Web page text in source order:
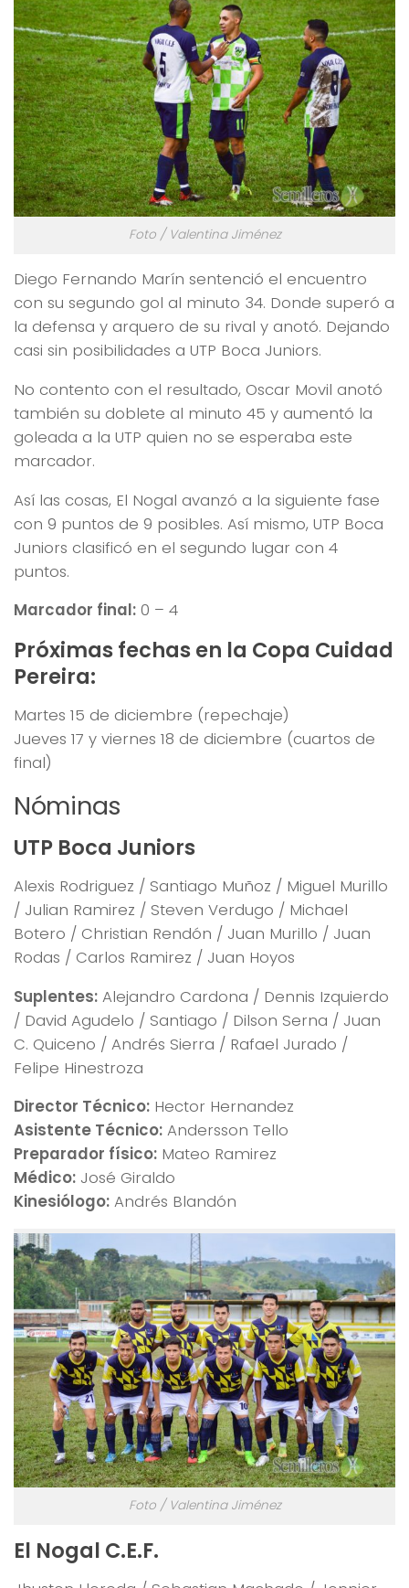
Foto / Valentina Jiménez
Diego Fernando Marín sentenció el encuentro
con su segundo gol al minuto 34. Donde superó a
la defensa y arquero de su rival y anotó. Dejando
casi sin posibilidades a UTP Boca Juniors.
No contento con el resultado, Oscar Movil anotó
también su doblete al minuto 45 y aumentó la
goleada a la UTP quien no se esperaba este
marcador.
Así las cosas, El Nogal avanzó a la siguiente fase
con 9 puntos de 9 posibles. Así mismo, UTP Boca
Juniors clasificó en el segundo lugar con 4
puntos.
Marcador final: 0 – 4
Próximas fechas en la Copa Cuidad
Pereira:
Martes 15 de diciembre (repechaje)
Jueves 17 y viernes 18 de diciembre (cuartos de
final)
Nóminas
UTP Boca Juniors
Alexis Rodriguez / Santiago Muñoz / Miguel Murillo
/ Julian Ramirez / Steven Verdugo / Michael
Botero / Christian Rendón / Juan Murillo / Juan
Rodas / Carlos Ramirez / Juan Hoyos
Suplentes: Alejandro Cardona / Dennis Izquierdo
/ David Agudelo / Santiago / Dilson Serna / Juan
C. Quiceno / Andrés Sierra / Rafael Jurado /
Felipe Hinestroza
Director Técnico: Hector Hernandez
Asistente Técnico: Andersson Tello
Preparador físico: Mateo Ramirez
Médico: José Giraldo
Kinesiólogo: Andrés Blandón
Foto / Valentina Jiménez
El Nogal C.E.F.